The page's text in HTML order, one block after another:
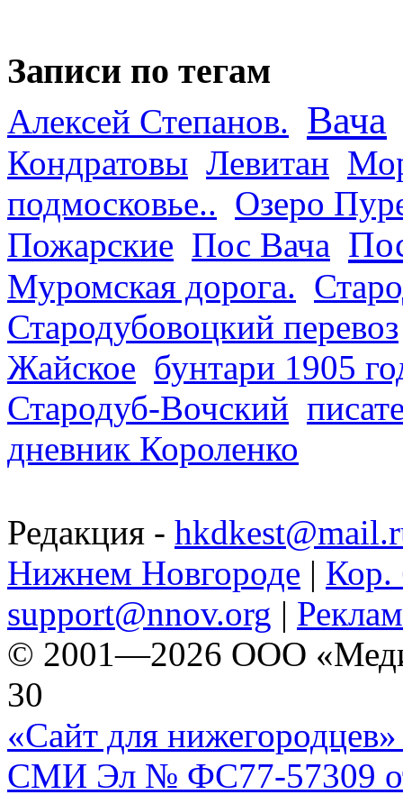
Записи по тегам
Алексей Степанов. Вача
Кондратовы Левитан
подмосковье.. Озеро
Пожарские Пос Вача
Муромская дорога.
Стародубовоцкий перевоз
Жайское бунтари 1905
Стародуб-Вочский
дневник Короленко
Редакция -
Нижнем Новгороде | Кор.
support@nnov.org |
© 2001—2026 ООО
30
«Сайт для нижегородцев»
СМИ Эл № ФС77-57309